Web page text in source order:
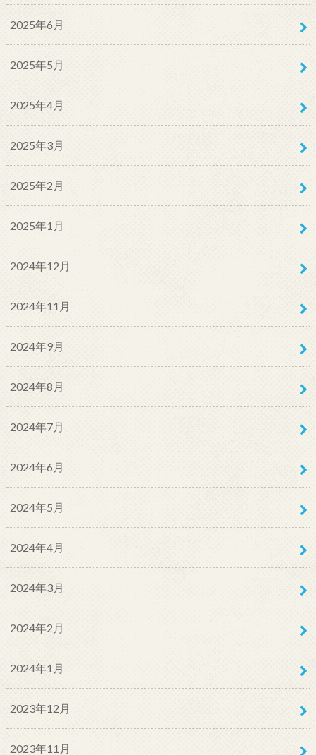
2025年6月
2025年5月
2025年4月
2025年3月
2025年2月
2025年1月
2024年12月
2024年11月
2024年9月
2024年8月
2024年7月
2024年6月
2024年5月
2024年4月
2024年3月
2024年2月
2024年1月
2023年12月
2023年11月